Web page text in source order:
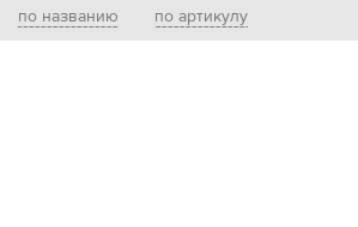
по названию по артикулу